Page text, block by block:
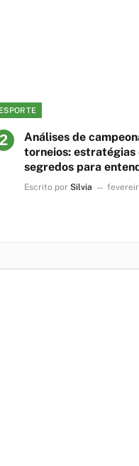
ESPORTE
Análises de
torneios: estratégias
segredos para
jogo
Escrito por Silvia